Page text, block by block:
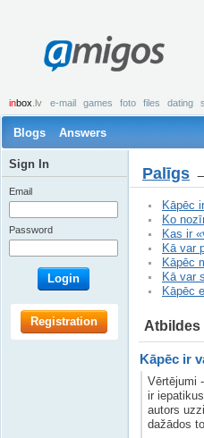
amigos
inbox .lv e-mail games foto files dating
Blogs Answers
Palīgs
Kāpēc
Ko
Kas ir
Kā var
Kāpēc
Kā var
Kāpēc
Atbildes
Kāpēc ir
Vērtējumi
ir
autors
dažādos
Sign In
Email
Password
Login
Registration